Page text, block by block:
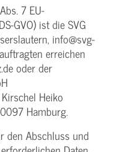
7 EU-
GVO) ist die SVG
info@svg-
erreichen
oder der
Heiko
Hamburg.
den Abschluss und